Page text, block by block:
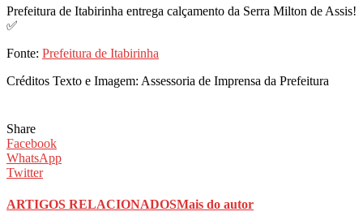
Prefeitura de Itabirinha entrega calçamento da Serra Milton de Assis!
✅
Fonte: Prefeitura de Itabirinha
Créditos Texto e Imagem: Assessoria de Imprensa da Prefeitura
Share
Facebook
WhatsApp
Twitter
ARTIGOS RELACIONADOSMais do autor